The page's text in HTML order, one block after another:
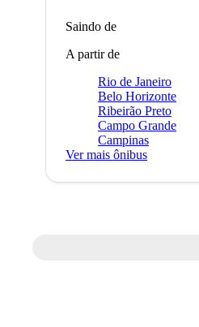
Saindo de
A partir de
Rio de Janeiro
Belo Horizonte
Ribeirão Preto
Campo Grande
Campinas
Ver mais ônibus